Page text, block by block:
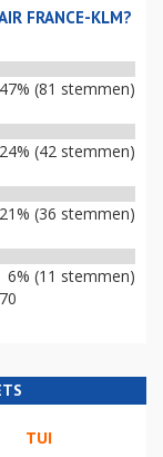
FRANCE-KLM?
47% (81 stemmen)
24% (42 stemmen)
21% (36 stemmen)
6% (11 stemmen)
TUI